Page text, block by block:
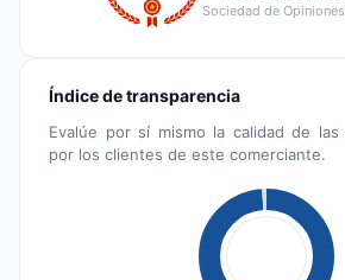
Sociedad de
Índice de transparencia
Evalúe por sí mismo la calidad de las
por los clientes de este comerciante.